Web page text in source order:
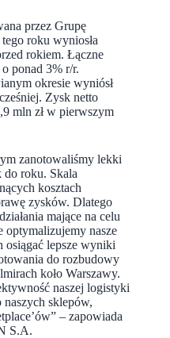
przez Grupę
roku wyniosła
rokiem. Łączne
ponad 3% r/r.
okresie wyniósł
Zysk netto
mln zł w pierwszym
zanotowaliśmy lekki
do roku. Skala
kosztach
zysków. Dlatego
mające na celu
optymalizujemy nasze
osiągać lepsze wyniki
do rozbudowy
koło Warszawy.
naszej logistyki
sklepów,
– zapowiada
S.A.